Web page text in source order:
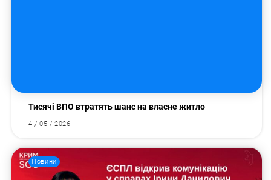
Тисячі ВПО втратять шанс на власне житло
4 / 05 / 2026
Новини